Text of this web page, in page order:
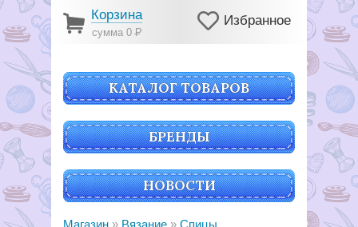
Корзина
сумма 0Р
Избранное
КАТАЛОГ ТОВАРОВ
БРЕНДЫ
НОВОСТИ
Магазин Вязание
Спицы